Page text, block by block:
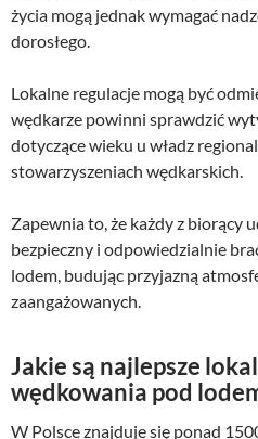
życia mogą jednak wymagać
dorosłego.
Lokalne regulacje mogą być
wędkarze powinni sprawdzić
dotyczące wieku u władz
stowarzyszeniach wędkarskich.
Zapewnia to, że każdy z biorący
bezpieczny i odpowiedzialnie
lodem, budując przyjazną
zaangażowanych.
Jakie są najlepsze
wędkowania pod
W Polsce znajduje się ponad